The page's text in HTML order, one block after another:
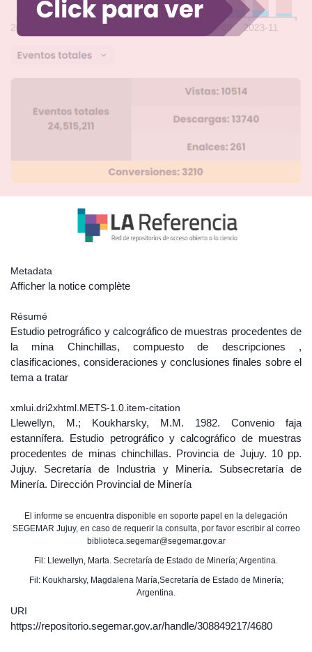
Metadata
Afficher la notice complète
Résumé
Estudio petrográfico y calcográfico de muestras procedentes de
la mina Chinchillas, compuesto de descripciones ,
clasificaciones, consideraciones y conclusiones finales sobre el
tema a tratar
xmlui.dri2xhtml.METS-1.0.item-citation
Llewellyn, M.; Koukharsky, M.M. 1982. Convenio faja
estannífera. Estudio petrográfico y calcográfico de muestras
procedentes de minas chinchillas. Provincia de Jujuy. 10 pp.
Jujuy. Secretaría de Industria y Minería. Subsecretaría de
Minería. Dirección Provincial de Minería
El informe se encuentra disponible en soporte papel en la delegación
SEGEMAR Jujuy, en caso de requerir la consulta, por favor escribir al correo
biblioteca.segemar@segemar.gov.ar
Fil: Llewellyn, Marta. Secretaría de Estado de Minería; Argentina.
Fil: Koukharsky, Magdalena María,Secretaría de Estado de Minería;
Argentina.
URI
https://repositorio.segemar.gov.ar/handle/308849217/4680